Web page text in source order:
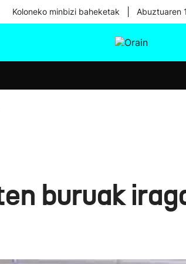
Koloneko minbizi baheketak Abuztuaren
buruak